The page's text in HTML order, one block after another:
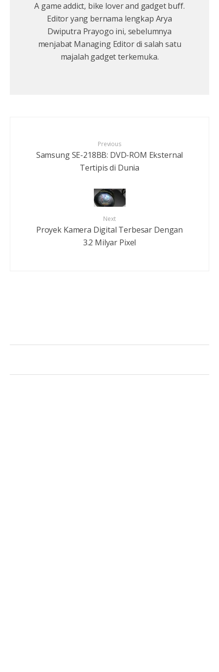
A game addict, bike lover and gadget buff.
Editor yang bernama lengkap Arya
Dwiputra Prayogo ini, sebelumnya
menjabat Managing Editor di salah satu
majalah gadget terkemuka.
Previous
Samsung SE-218BB: DVD-ROM Eksternal
Tertipis di Dunia
Next
Proyek Kamera Digital Terbesar Dengan
3.2 Milyar Pixel